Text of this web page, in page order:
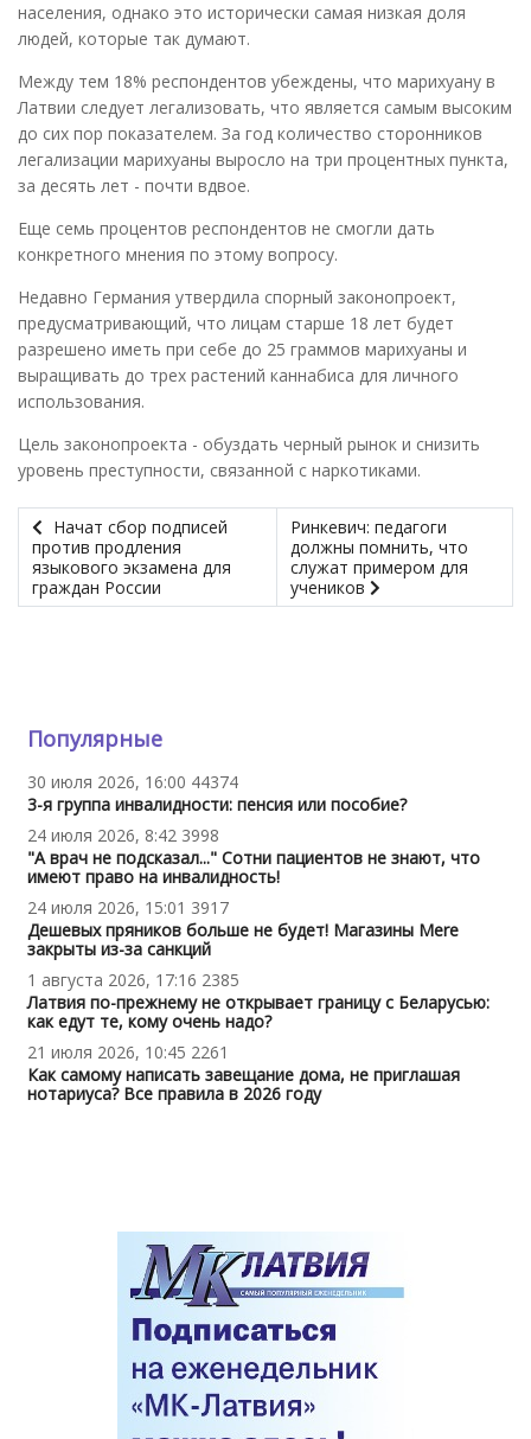
населения, однако это исторически самая низкая доля
людей, которые так думают.
Между тем 18% респондентов убеждены, что марихуану в
Латвии следует легализовать, что является самым высоким
до сих пор показателем. За год количество сторонников
легализации марихуаны выросло на три процентных пункта,
за десять лет - почти вдвое.
Еще семь процентов респондентов не смогли дать
конкретного мнения по этому вопросу.
Недавно Германия утвердила спорный законопроект,
предусматривающий, что лицам старше 18 лет будет
разрешено иметь при себе до 25 граммов марихуаны и
выращивать до трех растений каннабиса для личного
использования.
Цель законопроекта - обуздать черный рынок и снизить
уровень преступности, связанной с наркотиками.
Начат сбор подписей
против продления
языкового экзамена для
граждан России
Ринкевич: педагоги
должны помнить, что
служат примером для
учеников
Популярные
30 июля 2026, 16:00 44374
3-я группа инвалидности: пенсия или пособие?
24 июля 2026, 8:42 3998
"А врач не подсказал..." Сотни пациентов не знают, что
имеют право на инвалидность!
24 июля 2026, 15:01 3917
Дешевых пряников больше не будет! Магазины Mere
закрыты из-за санкций
1 августа 2026, 17:16 2385
Латвия по-прежнему не открывает границу с Беларусью:
как едут те, кому очень надо?
21 июля 2026, 10:45 2261
Как самому написать завещание дома, не приглашая
нотариуса? Все правила в 2026 году